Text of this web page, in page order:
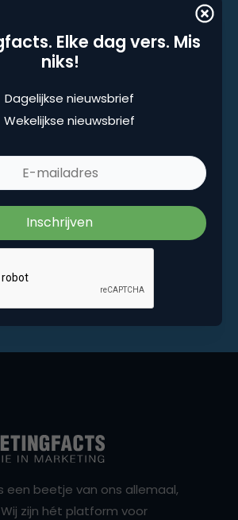
Elke dag vers. Mis
niks!
Dagelijkse nieuwsbrief
Wekelijkse nieuwsbrief
Elke dag vers. Mis niks!
Wekelijkse nieuwsbrief
een beetje van ons allemaal,
zijn hét platform voor